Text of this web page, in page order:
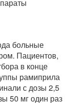
больные
Пациентов,
в конце
рамиприла
с дозы 2,5
50 мг один раз